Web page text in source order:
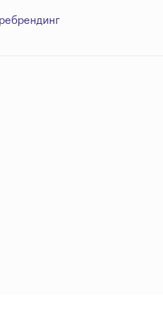
ребрендинг